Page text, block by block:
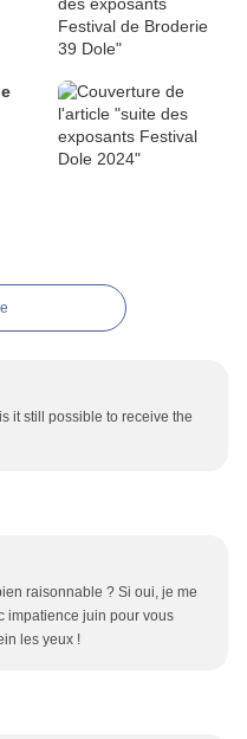
it still possible to receive the
raisonnable ? Si oui, je me
impatience juin pour vous
les yeux !